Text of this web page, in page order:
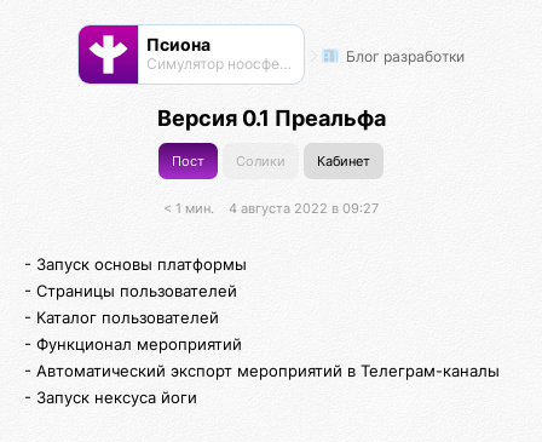
Псиона
Cимулятор ноосферы Блог разработки
Версия 0.1 Преальфа
Пост Солики Кабинет
< 1 мин. 4 августа 2022 в 09:27
- Запуск основы платформы
- Страницы пользователей
- Каталог пользователей
- Функционал мероприятий
- Автоматический экспорт мероприятий в Телеграм-каналы
- Запуск нексуса йоги